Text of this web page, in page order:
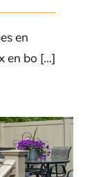
en
en bo [...]